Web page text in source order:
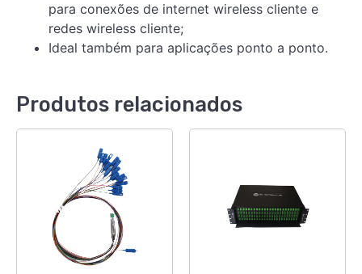
para conexões de internet wireless cliente e
redes wireless cliente;
Ideal também para aplicações ponto a ponto.
Produtos relacionados